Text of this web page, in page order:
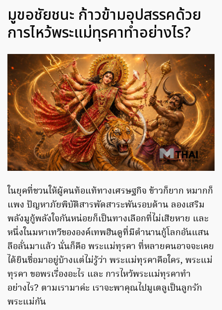
มูขอชัยชนะ ก้าวข้ามอุปสรรคด้วย
การไหว้พระแม่ทุรคาทําอย่างไร?
ในยุคที่ชวนให้ผู้คนท้อแท้ทางเศรษฐกิจ ข้าวก็ยาก หมากก็
แพง ปัญหาภัยพิบัติสารพัดสาระพันรอบด้าน ลองเสริม
พลังมูกู้พลังใจกันหน่อยก็เป็นทางเลือกที่ไม่เสียหาย และ
หนึ่งในมหาเทวีขององค์เทพฮินดูที่มีตำนานกู้โลกอันแสน
ลือลั่นมาแล้ว นั่นก็คือ พระแม่ทุรคา ที่หลายคนอาจจะเคย
ได้ยินชื่อมาอยู่บ้างแต่ไม่รู้ว่า พระแม่ทุรคาคือใคร, พระแม่
ทุรคา ขอพรเรื่องอะไร และ การไหว้พระแม่ทุรคาทํา
อย่างไร? ตามเรามาค่ะ เราจะพาคุณไปมูเตลูเป็นลูกรัก
พระแม่กัน